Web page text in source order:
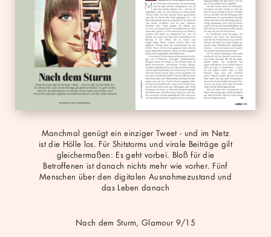
Manchmal genügt ein einziger Tweet - und im Netz
ist die Hölle los. Für Shitstorms und virale Beiträge gilt
gleichermaßen: Es geht vorbei. Bloß für die
Betroffenen ist danach nichts mehr wie vorher. Fünf
Menschen über den digitalen Ausnahmezustand und
das Leben danach
Nach dem Sturm, Glamour 9/15